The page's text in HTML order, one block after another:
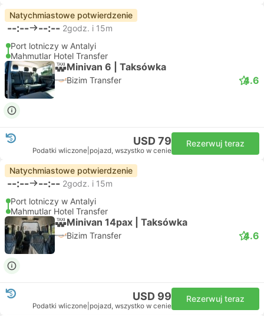
Natychmiastowe potwierdzenie
--:-- --:-- 2godz. i 15m
Port lotniczy w Antalyi
Mahmutlar Hotel Transfer
Minivan 6 | Taksówka
Bizim Transfer 4.6
USD 79
Podatki wliczone pojazd, wszystko w cenie
Rezerwuj teraz
Natychmiastowe potwierdzenie
--:-- --:-- 2godz. i 15m
Port lotniczy w Antalyi
Mahmutlar Hotel Transfer
Minivan 14pax | Taksówka
Bizim Transfer 4.6
USD 99
Podatki wliczone pojazd, wszystko w cenie
Rezerwuj teraz